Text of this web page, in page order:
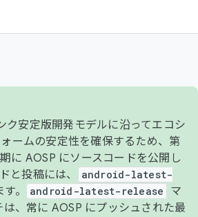
ク安定版開発モデルに沿ってエコシ
ームの安定性を確保するため、第
に AOSP にソースコードを公開し
と投稿には、
android-latest-
。 android-latest-release
マ
、常に AOSP にプッシュされた最